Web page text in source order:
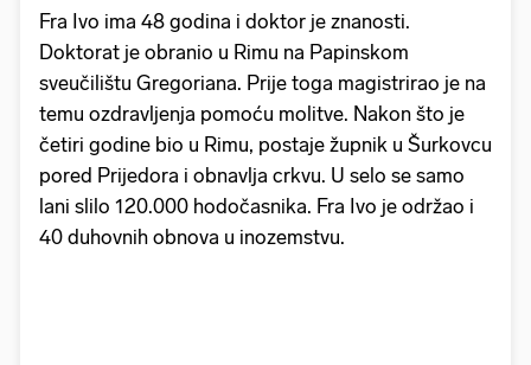
Fra Ivo ima 48 godina i doktor je znanosti.
Doktorat je obranio u Rimu na Papinskom
sveučilištu Gregoriana. Prije toga magistrirao je na
temu ozdravljenja pomoću molitve. Nakon što je
četiri godine bio u Rimu, postaje župnik u Šurkovcu
pored Prijedora i obnavlja crkvu. U selo se samo
lani slilo 120.000 hodočasnika. Fra Ivo je održao i
40 duhovnih obnova u inozemstvu.